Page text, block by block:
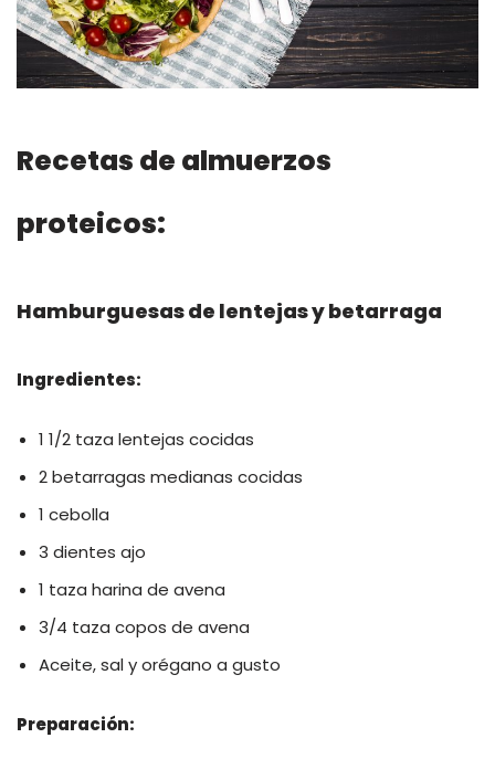
Recetas de almuerzos
proteicos:
Hamburguesas de lentejas y betarraga
Ingredientes:
1 1/2 taza lentejas cocidas
2 betarragas medianas cocidas
1 cebolla
3 dientes ajo
1 taza harina de avena
3/4 taza copos de avena
Aceite, sal y orégano a gusto
Preparación: